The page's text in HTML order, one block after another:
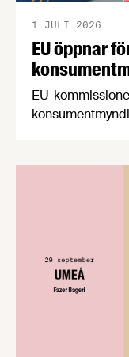
EU öppnar
1 JULI 2026
EU-